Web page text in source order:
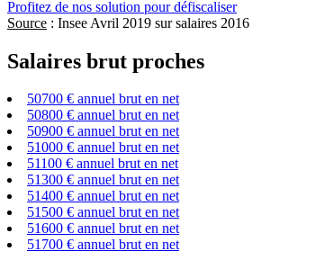
Profitez de nos solution pour défiscaliser
Source : Insee Avril 2019 sur salaires 2016
Salaires brut proches
50700 € annuel brut en net
50800 € annuel brut en net
50900 € annuel brut en net
51000 € annuel brut en net
51100 € annuel brut en net
51300 € annuel brut en net
51400 € annuel brut en net
51500 € annuel brut en net
51600 € annuel brut en net
51700 € annuel brut en net